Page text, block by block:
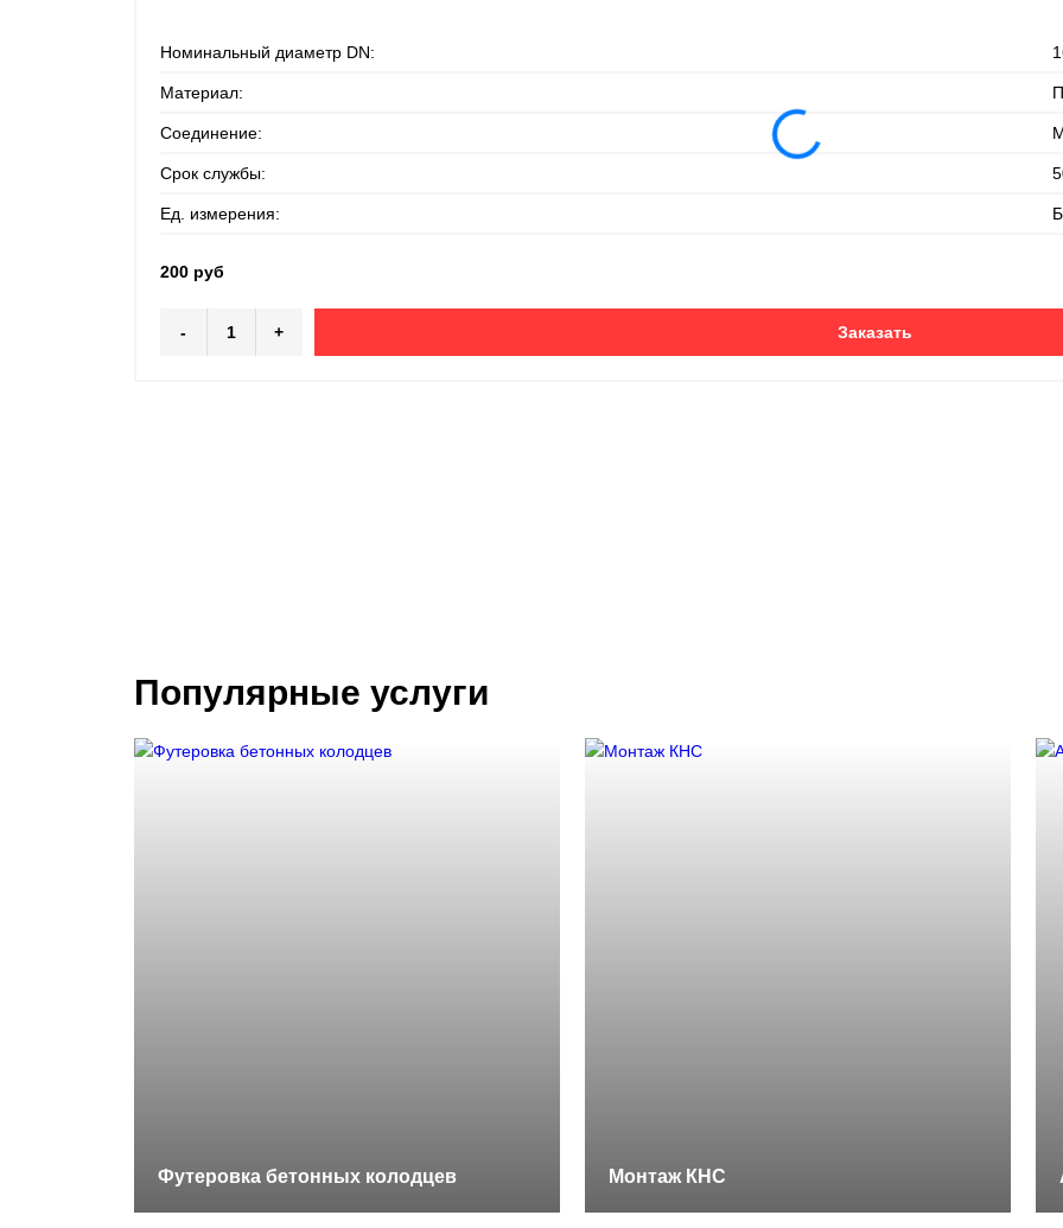
Номинальный диаметр DN:
Материал:
Соединение:
Срок службы:
Ед. измерения:
200 руб
- + Заказать
Популярные услуги
Футеровка бетонных колодцев Монтаж КНС